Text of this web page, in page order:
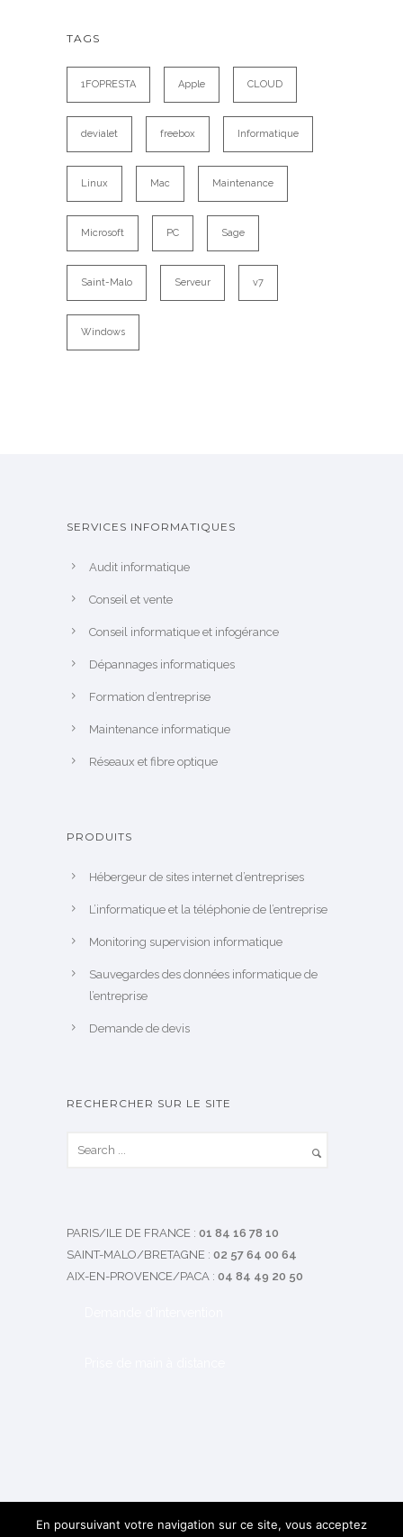
TAGS
1FOPRESTA Apple CLOUD
devialet freebox Informatique
Linux Mac Maintenance
Microsoft PC Sage
Saint-Malo Serveur v7
Windows
SERVICES INFORMATIQUES
Audit informatique
Conseil et vente
Conseil informatique et infogérance
Dépannages informatiques
Formation d’entreprise
Maintenance informatique
Réseaux et fibre optique
PRODUITS
Hébergeur de sites internet d’entreprises
L’informatique et la téléphonie de l’entreprise
Monitoring supervision informatique
Sauvegardes des données informatique de
l’entreprise
Demande de devis
RECHERCHER SUR LE SITE
PARIS/ILE DE FRANCE : 01 84 16 78 10
SAINT-MALO/BRETAGNE : 02 57 64 00 64
AIX-EN-PROVENCE/PACA : 04 84 49 20 50
En poursuivant votre navigation sur ce site, vous acceptez